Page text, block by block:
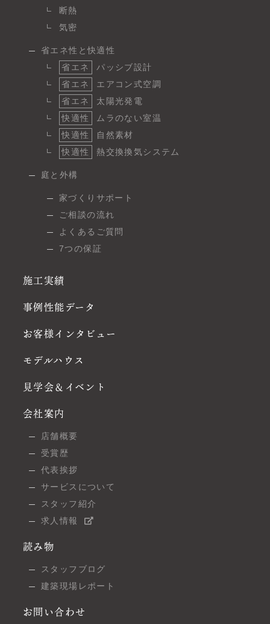
断熱
気密
省エネ性と快適性
省エネ
パッシブ設計
省エネ
エアコン式空調
省エネ
太陽光発電
快適性
ムラのない室温
快適性
自然素材
快適性
熱交換換気システム
庭と外構
家づくりサポート
ご相談の流れ
よくあるご質問
7つの保証
施工実績
事例性能データ
お客様インタビュー
モデルハウス
見学会＆イベント
会社案内
店舗概要
受賞歴
代表挨拶
サービスについて
スタッフ紹介
求人情報
読み物
スタッフブログ
建築現場レポート
お問い合わせ